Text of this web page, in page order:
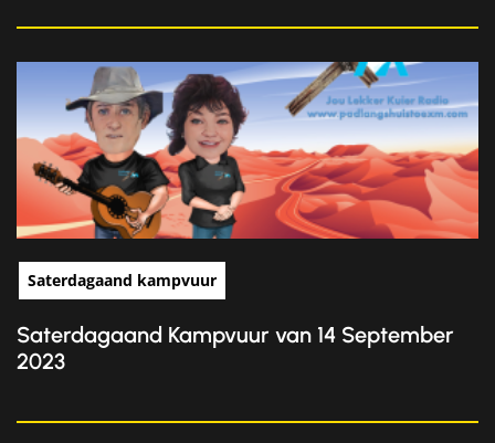
Saterdagaand kampvuur
Saterdagaand Kampvuur van 14 September
2023